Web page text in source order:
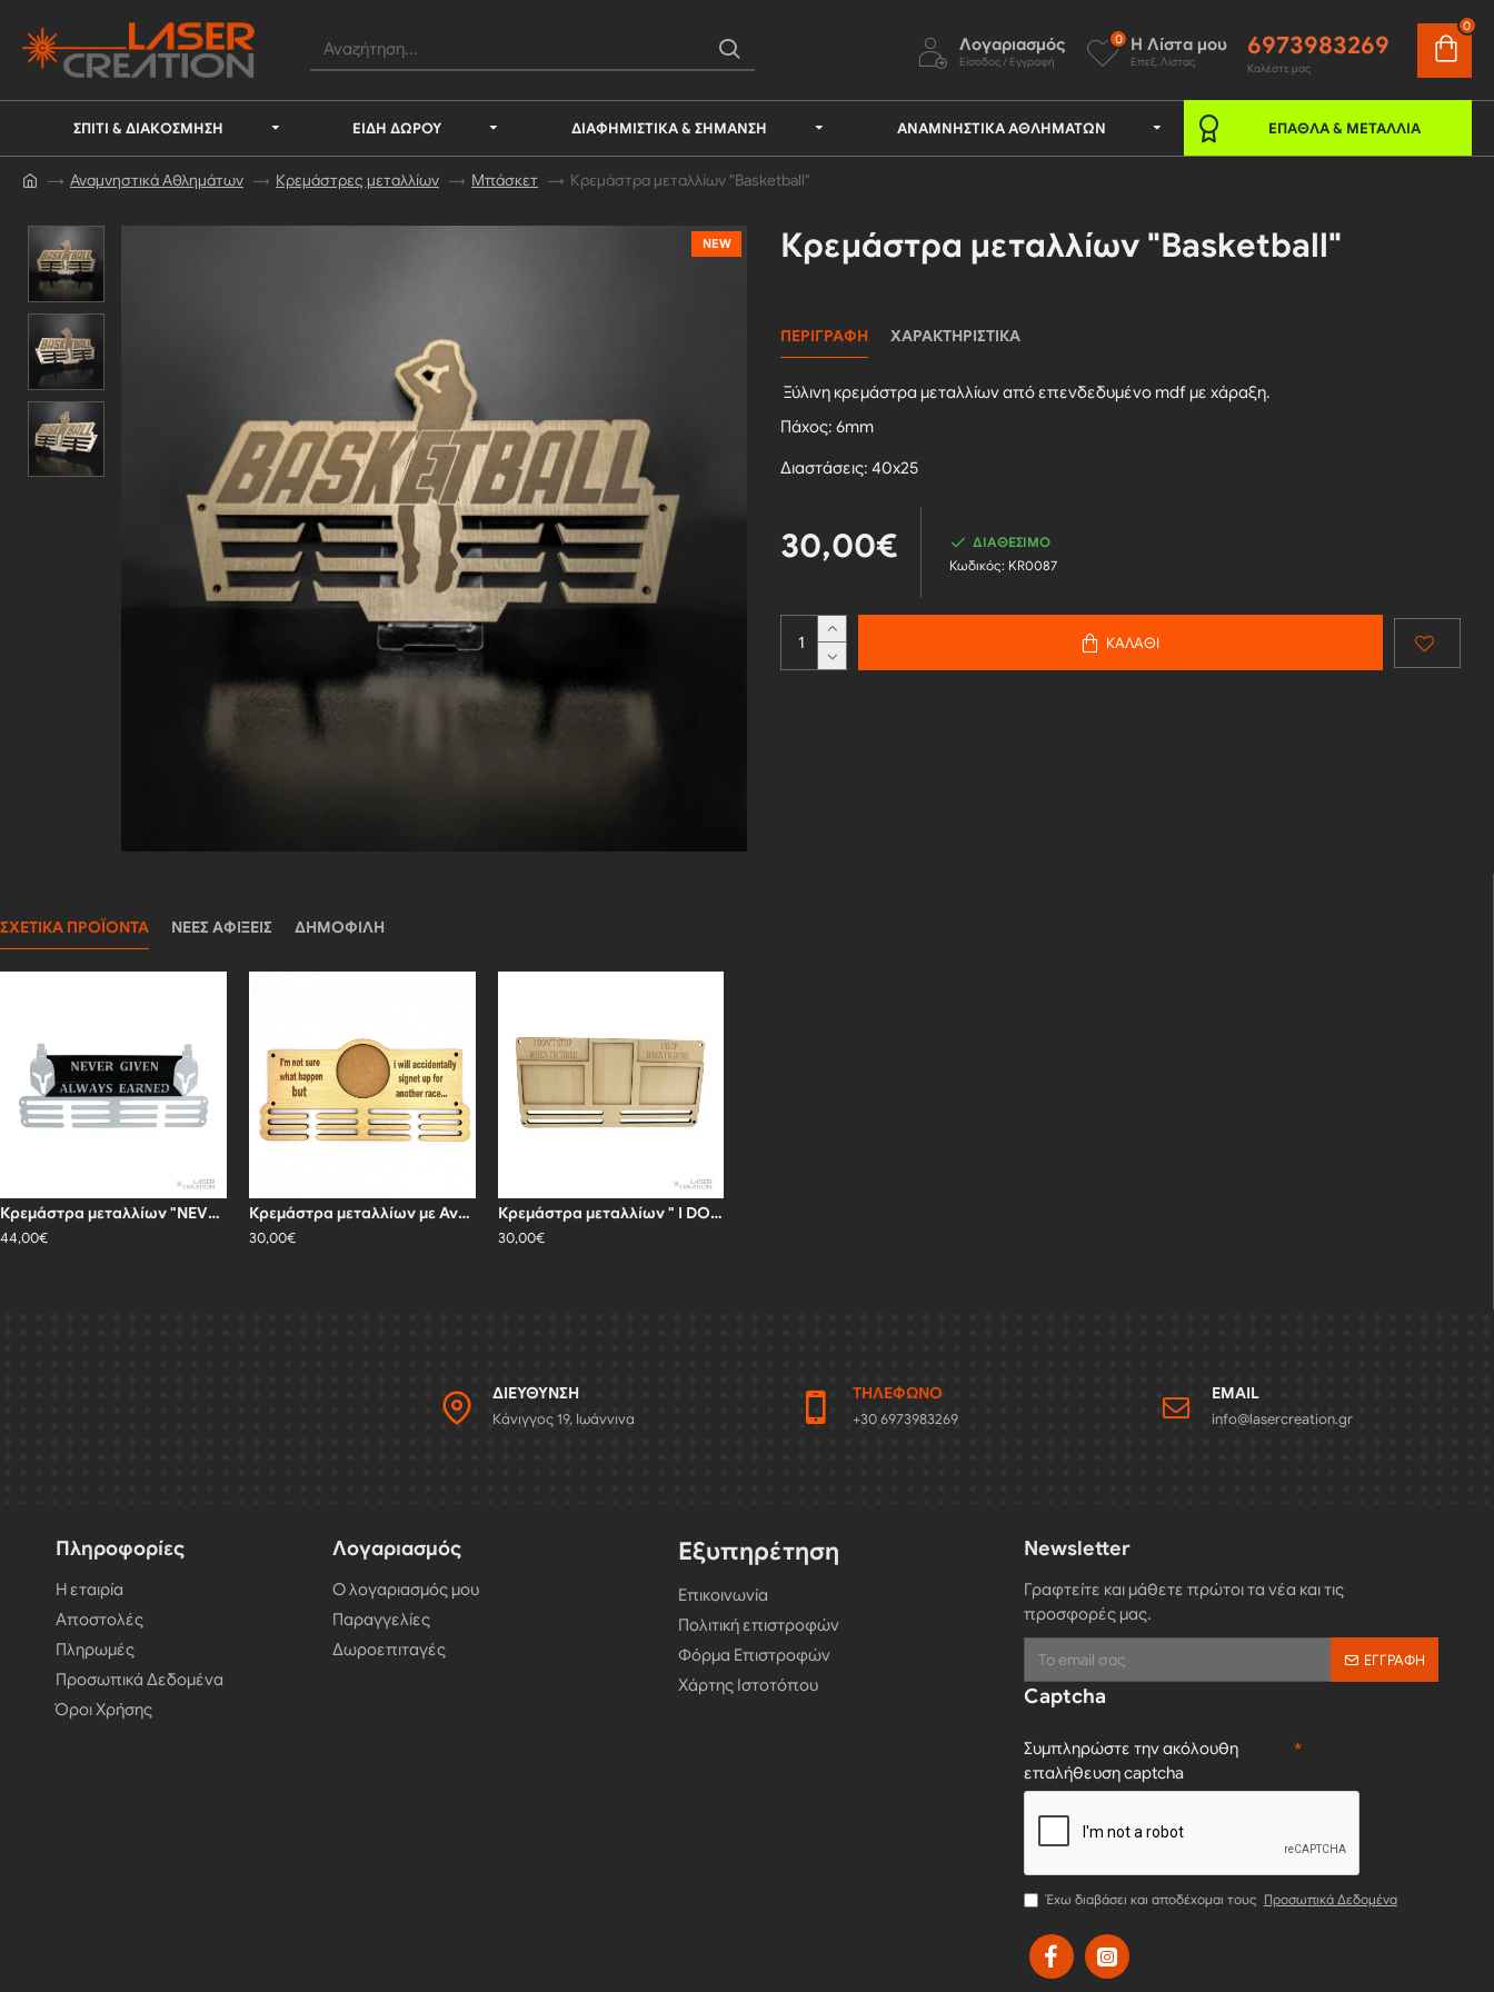
Λογαριασμός
Είσοδος / Εγγραφή
Η Λίστα μου
Επεξ. Λίστας
0 6973983269
Καλέστε μας
0
ΣΠΊΤΙ & ΔΙΑΚΌΣΜΗΣΗ ΕΊΔΗ ΔΏΡΟΥ ΔΙΑΦΗΜΙΣΤΙΚΆ & ΣΉΜΑΝΣΗ ΑΝΑΜΝΗΣΤΙΚΆ ΑΘΛΗΜΆΤΩΝ ΈΠΑΘΛΑ & ΜΕΤΆΛΛΙΑ
Αναμνηστικά Αθλημάτων Κρεμάστρες μεταλλίων Μπάσκετ Κρεμάστρα μεταλλίων "Basketball"
NEW Κρεμάστρα μεταλλίων "Basketball"
ΠΕΡΙΓΡΑΦΉ ΧΑΡΑΚΤΗΡΙΣΤΙΚΆ
Ξύλινη κρεμάστρα μεταλλίων από επενδεδυμένο mdf με χάραξη.
Πάχος: 6mm
Διαστάσεις: 40x25
30,00€
ΔΙΑΘΈΣΙΜΟ
Κωδικός: KR0087
ΚΑΛΆΘΙ
ΣΧΕΤΙΚΆ ΠΡΟΪΌΝΤΑ ΝΈΕΣ ΑΦΊΞΕΙΣ ΔΗΜΟΦΙΛΉ
Κρεμάστρα μεταλλίων "NEVER GIVEN ALWAYS EARNED"
44,00€
Κρεμάστρα μεταλλίων με Αναμνηστική Φωτογραφία
30,00€
Κρεμάστρα μεταλλίων " I DON'T STOP WHEN I'M TIRED"
30,00€
ΔΙΕΎΘΥΝΣΗ
Κάνιγγος 19, Ιωάννινα
ΤΗΛΈΦΩΝΟ
+30 6973983269
EMAIL
info@lasercreation.gr
Πληροφορίες
Η εταιρία
Αποστολές
Πληρωμές
Προσωπικά Δεδομένα
Όροι Χρήσης
Λογαριασμός
Ο λογαριασμός μου
Παραγγελίες
Δωροεπιταγές
Εξυπηρέτηση
Επικοινωνία
Πολιτική επιστροφών
Φόρμα Επιστροφών
Χάρτης Ιστοτόπου
Newsletter
Γραφτείτε και μάθετε πρώτοι τα νέα και τις
προσφορές μας.
ΕΓΓΡΑΦΉ
Captcha
Συμπληρώστε την ακόλουθη
επαλήθευση captcha
Έχω διαβάσει και αποδέχομαι τους Προσωπικά Δεδομένα